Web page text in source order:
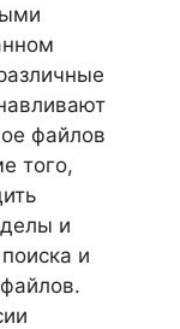
файлов
того,
и
и